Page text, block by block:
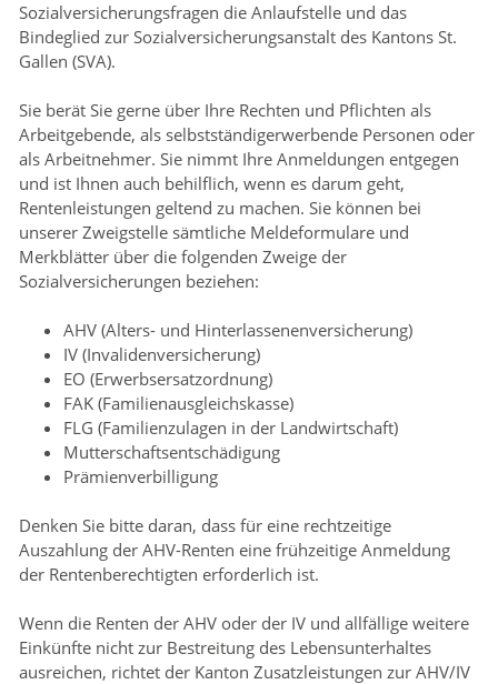
Sozialversicherungsfragen die Anlaufstelle und das
Bindeglied zur Sozialversicherungsanstalt des Kantons St.
Gallen (SVA).
Sie berät Sie gerne über Ihre Rechten und Pflichten als
Arbeitgebende, als selbstständigerwerbende Personen oder
als Arbeitnehmer. Sie nimmt Ihre Anmeldungen entgegen
und ist Ihnen auch behilflich, wenn es darum geht,
Rentenleistungen geltend zu machen. Sie können bei
unserer Zweigstelle sämtliche Meldeformulare und
Merkblätter über die folgenden Zweige der
Sozialversicherungen beziehen:
AHV (Alters- und Hinterlassenenversicherung)
IV (Invalidenversicherung)
EO (Erwerbsersatzordnung)
FAK (Familienausgleichskasse)
FLG (Familienzulagen in der Landwirtschaft)
Mutterschaftsentschädigung
Prämienverbilligung
Denken Sie bitte daran, dass für eine rechtzeitige
Auszahlung der AHV-Renten eine frühzeitige Anmeldung
der Rentenberechtigten erforderlich ist.
Wenn die Renten der AHV oder der IV und allfällige weitere
Einkünfte nicht zur Bestreitung des Lebensunterhaltes
ausreichen, richtet der Kanton Zusatzleistungen zur AHV/IV
Zugehörige Objekte